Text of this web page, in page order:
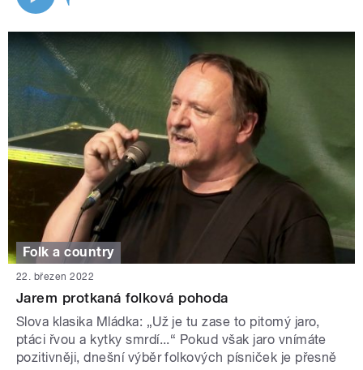
Folk a country
22. březen 2022
Jarem protkaná folková pohoda
Slova klasika Mládka: „Už je tu zase to pitomý jaro,
ptáci řvou a kytky smrdí...“ Pokud však jaro vnímáte
pozitivněji, dnešní výběr folkových písniček je přesně